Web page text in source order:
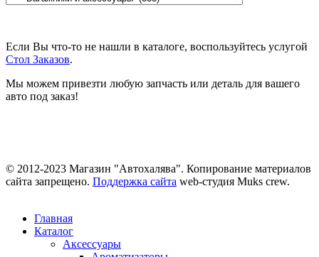
Если Вы что-то не нашли в каталоге, воспользуйтесь услугой
Стол Заказов.
Мы можем привезти любую запчасть или деталь для вашего
авто под заказ!
© 2012-2023 Магазин "Автохалява". Копирование материалов
сайта запрещено. Поддержка сайта web-студия Muks crew.
Главная
Каталог
Аксессуары